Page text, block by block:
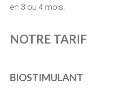
en 3 ou 4 mois.
NOTRE TARIF
BIOSTIMULANT